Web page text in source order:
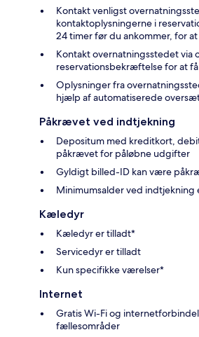
Kontakt venligst
kontaktoplysningerne i
24 timer før du ankommer, for
Kontakt overnatningsstedet via
reservationsbekræftelse for at
Oplysninger fra
hjælp af automatiserede
Påkrævet ved indtjekning
Depositum med kreditkort,
påkrævet for påløbne udgifter
Gyldigt billed-ID kan være
Minimumsalder ved indtjekning
Kæledyr
Kæledyr er tilladt*
Servicedyr er tilladt
Kun specifikke værelser*
Internet
Gratis Wi-Fi og
fællesområder